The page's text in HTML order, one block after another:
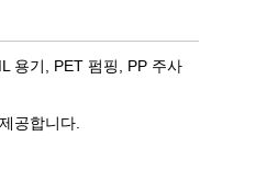
용기, PET 펌핑, PP 주사
공합니다.